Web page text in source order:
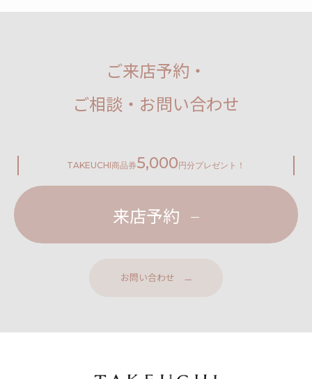
ご来店予約・
ご相談・お問い合わせ
TAKEUCHI商品券5,000 円分プレゼント！
来店予約
お問い合わせ